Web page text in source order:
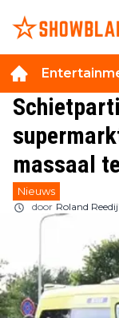
massaal
Nieuws
door Roland